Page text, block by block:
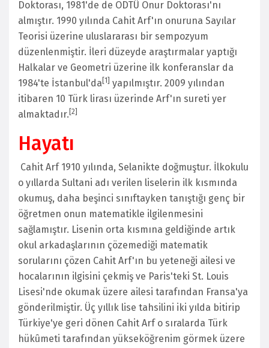
Doktorası, 1981'de de ODTÜ Onur Doktorası'nı
almıştır. 1990 yılında Cahit Arf'ın onuruna Sayılar
Teorisi üzerine uluslararası bir sempozyum
düzenlenmiştir. İleri düzeyde araştırmalar yaptığı
Halkalar ve Geometri üzerine ilk konferanslar da
1984'te İstanbul'da 1
yapılmıştır. 2009 yılından
itibaren 10 Türk lirası üzerinde Arf'ın sureti yer
almaktadır. 2
Hayatı
Cahit Arf 1910 yılında, Selanikte doğmuştur. İlkokulu
o yıllarda Sultani adı verilen liselerin ilk kısmında
okumuş, daha beşinci sınıftayken tanıştığı genç bir
öğretmen onun matematikle ilgilenmesini
sağlamıştır. Lisenin orta kısmına geldiğinde artık
okul arkadaşlarının çözemediği matematik
sorularını çözen Cahit Arf'ın bu yeteneği ailesi ve
hocalarının ilgisini çekmiş ve Paris'teki St. Louis
Lisesi'nde okumak üzere ailesi tarafından Fransa'ya
gönderilmiştir. Üç yıllık lise tahsilini iki yılda bitirip
Türkiye'ye geri dönen Cahit Arf o sıralarda Türk
hükûmeti tarafından yükseköğrenim görmek üzere